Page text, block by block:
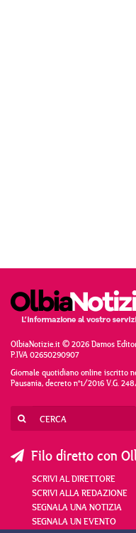
OlbiaNotizie.it © 2026 Damos
P.IVA 02650290907
Giornale quotidiano online iscritto
Pausania, decreto n°1/2016 V.G.
Filo diretto con
SCRIVI AL DIRETTORE
SCRIVI ALLA REDAZIONE
SEGNALA UNA NOTIZIA
SEGNALA UN EVENTO